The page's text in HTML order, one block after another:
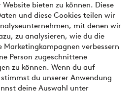
bieten zu können. Diese
und diese Cookies teilen wir
mit denen wir
zu analysieren, wie du die
Marketingkampagnen verbessern
Person zugeschnittene
zu können. Wenn du auf
du unserer Anwendung
deine Auswahl unter
- Jetzt bezahlen oder aufteilen
du mehr über unsere
erfahren?